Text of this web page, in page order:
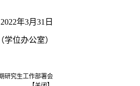
2022年3月 31 日
学位办公室）
研究生工作部署会